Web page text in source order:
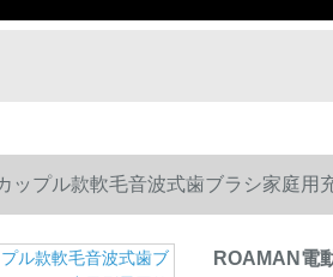
ップル款軟毛音波式歯ブラシ家庭
ROAMAN電